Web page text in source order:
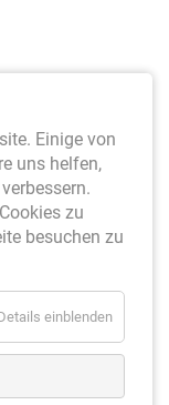
Einige von
uns helfen,
zu
besuchen zu
einblenden